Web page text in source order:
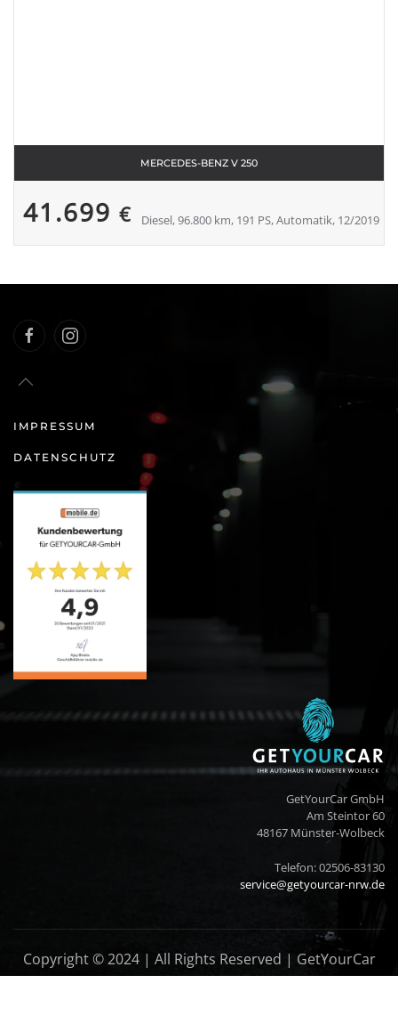
MERCEDES-BENZ V 250
41.699 € Diesel, 96.800 km, 191 PS, Automatik, 12/2019
IMPRESSUM
DATENSCHUTZ
GetYourCar GmbH
Am Steintor 60
48167 Münster-Wolbeck
Telefon: 02506-83130
service@getyourcar-nrw.de
Copyright © 2024 | All Rights Reserved | GetYourCar
GmbH